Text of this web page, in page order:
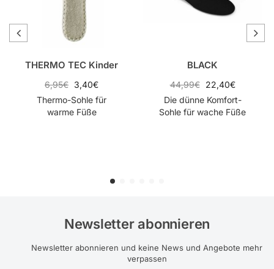
THERMO TEC Kinder
6,95€ 3,40€
Thermo-Sohle für
warme Füße
BLACK
44,99€ 22,40€
Die dünne Komfort-
Sohle für wache Füße
Newsletter abonnieren
Newsletter abonnieren und keine News und Angebote mehr
verpassen